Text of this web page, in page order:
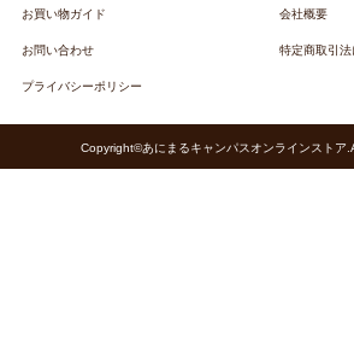
お買い物ガイド 会社概要
お問い合わせ 特定商取引
プライバシーポリシー
Copyright©あにまるキャンパスオンラインストア